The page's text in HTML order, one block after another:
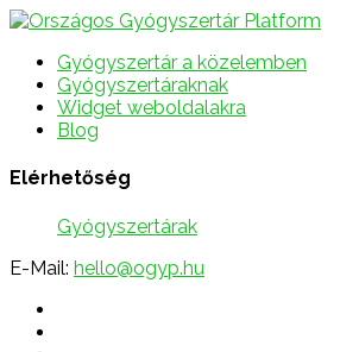
Gyógyszertár a közelemben
Gyógyszertáraknak
Widget weboldalakra
Blog
Elérhetőség
Gyógyszertárak
E-Mail: hello@ogyp.hu